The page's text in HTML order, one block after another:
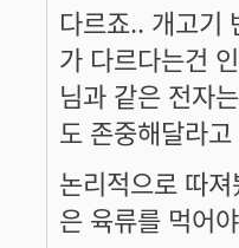
다르죠.. 개고기
가 다르다는건
님과 같은 전자
도 존중해달라
논리적으로 따
은 육류를 먹어